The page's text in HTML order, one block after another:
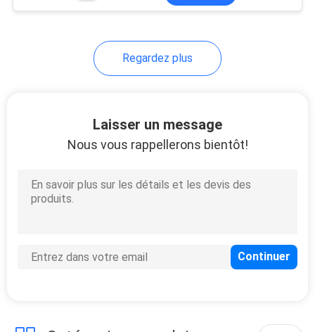
Diffuseur Vape de
Cigarette
Regardez plus
Laisser un message
Nous vous rappellerons bientôt!